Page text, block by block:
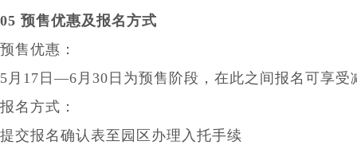
05 预售优惠及报名方式
预售优惠：
5月17日—6月30日为预售阶段，在此之间报名可享受
报名方式：
提交报名确认表至园区办理入托手续